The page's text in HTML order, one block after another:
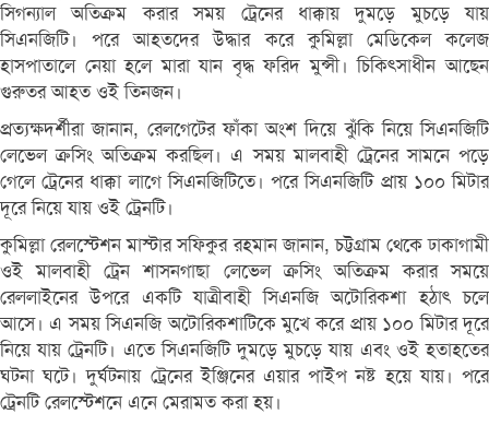
সিগন্যাল অতিক্রম করার সময় ট্রেনের ধাক্কায় দুমড়ে মুচড়ে যায়
সিএনজিটি। পরে আহতদের উদ্ধার করে কুমিল্লা মেডিকেল কলেজ
হাসপাতালে নেয়া হলে মারা যান বৃদ্ধ ফরিদ মুন্সী। চিকিৎসাধীন আছেন
গুরুতর আহত ওই তিনজন।
প্রত্যক্ষদর্শীরা জানান, রেলগেটের ফাঁকা অংশ দিয়ে ঝুঁকি নিয়ে সিএনজিটি
লেভেল ক্রসিং অতিক্রম করছিল। এ সময় মালবাহী ট্রেনের সামনে পড়ে
গেলে ট্রেনের ধাক্কা লাগে সিএনজিটিতে। পরে সিএনজিটি প্রায় ১০০ মিটার
দূরে নিয়ে যায় ওই ট্রেনটি।
কুমিল্লা রেলস্টেশন মাস্টার সফিকুর রহমান জানান, চট্টগ্রাম থেকে ঢাকাগামী
ওই মালবাহী ট্রেন শাসনগাছা লেভেল ক্রসিং অতিক্রম করার সময়ে
রেললাইনের উপরে একটি যাত্রীবাহী সিএনজি অটোরিকশা হঠাৎ চলে
আসে। এ সময় সিএনজি অটোরিকশাটিকে মুখে করে প্রায় ১০০ মিটার দূরে
নিয়ে যায় ট্রেনটি। এতে সিএনজিটি দুমড়ে মুচড়ে যায় এবং ওই হতাহতের
ঘটনা ঘটে। দুর্ঘটনায় ট্রেনের ইঞ্জিনের এয়ার পাইপ নষ্ট হয়ে যায়। পরে
ট্রেনটি রেলস্টেশনে এনে মেরামত করা হয়।